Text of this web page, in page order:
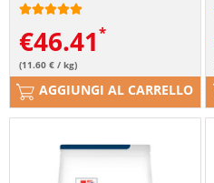
€46.41
(11.60 € / kg)
AGGIUNGI AL CARRELLO